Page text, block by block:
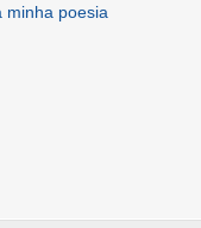
minha poesia